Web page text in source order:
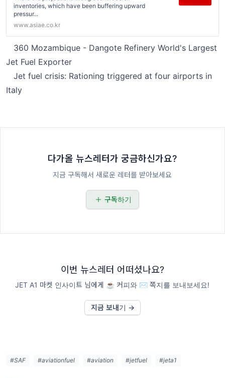
inventories, which have been buffering upward
pressur...
www.asiae.co.kr
360 Mozambique - Dangote Refinery World's Largest
Jet Fuel Exporter
Jet fuel crisis: Rationing triggered at four airports in
Italy
다가올 뉴스레터가 궁금하신가요?
지금 구독해서 새로운 레터를 받아보세요
구독하기
이번 뉴스레터 어떠셨나요?
JET A1 마켓 인사이트 님에게 ☕️ 커피와 ✉️ 쪽지를 보내보세요!
지금 보내기 →
#SAF #aviationfuel #aviation #jetfuel #jeta1